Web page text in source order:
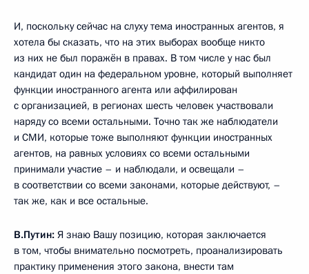
И, поскольку сейчас на слуху тема иностранных агентов, я
хотела бы сказать, что на этих выборах вообще никто
из них не был поражён в правах. В том числе у нас был
кандидат один на федеральном уровне, который выполняет
функции иностранного агента или аффилирован
с организацией, в регионах шесть человек участвовали
наряду со всеми остальными. Точно так же наблюдатели
и СМИ, которые тоже выполняют функции иностранных
агентов, на равных условиях со всеми остальными
принимали участие – и наблюдали, и освещали –
в соответствии со всеми законами, которые действуют, –
так же, как и все остальные.
В.Путин: Я знаю Вашу позицию, которая заключается
в том, чтобы внимательно посмотреть, проанализировать
практику применения этого закона, внести там